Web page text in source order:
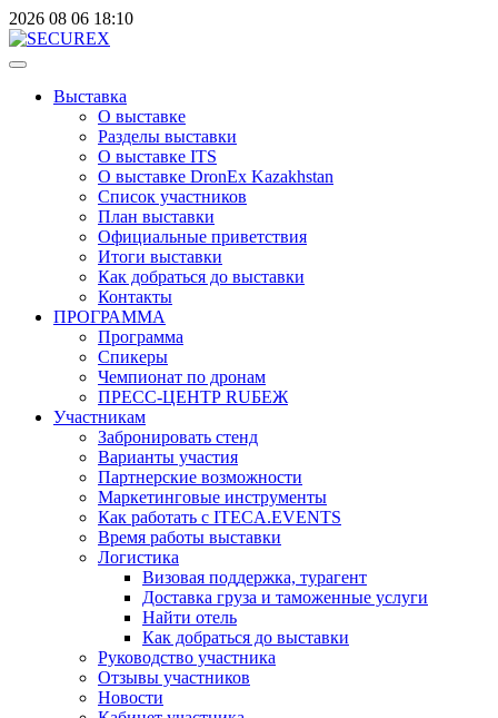
2026 08 06 18:10
Выставка
О выставке
Разделы выставки
О выставке ITS
О выставке DronEx Kazakhstan
Список участников
План выставки
Официальные приветствия
Итоги выставки
Как добраться до выставки
Контакты
ПРОГРАММА
Программа
Спикеры
Чемпионат по дронам
ПРЕСС-ЦЕНТР RUБЕЖ
Участникам
Забронировать стенд
Варианты участия
Партнерские возможности
Маркетинговые инструменты
Как работать с ITECA.EVENTS
Время работы выставки
Логистика
Визовая поддержка, турагент
Доставка груза и таможенные услуги
Найти отель
Как добраться до выставки
Руководство участника
Отзывы участников
Новости